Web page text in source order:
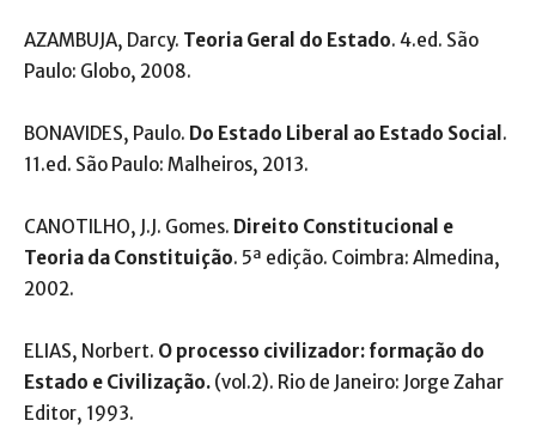
AZAMBUJA, Darcy. Teoria Geral do Estado. 4.ed. São
Paulo: Globo, 2008.
BONAVIDES, Paulo. Do Estado Liberal ao Estado Social .
11.ed. São Paulo: Malheiros, 2013.
CANOTILHO, J.J. Gomes. Direito Constitucional e
Teoria da Constituição. 5ª edição. Coimbra: Almedina,
2002.
ELIAS, Norbert. O processo civilizador: formação do
Estado e Civilização. (vol.2). Rio de Janeiro: Jorge Zahar
Editor, 1993.